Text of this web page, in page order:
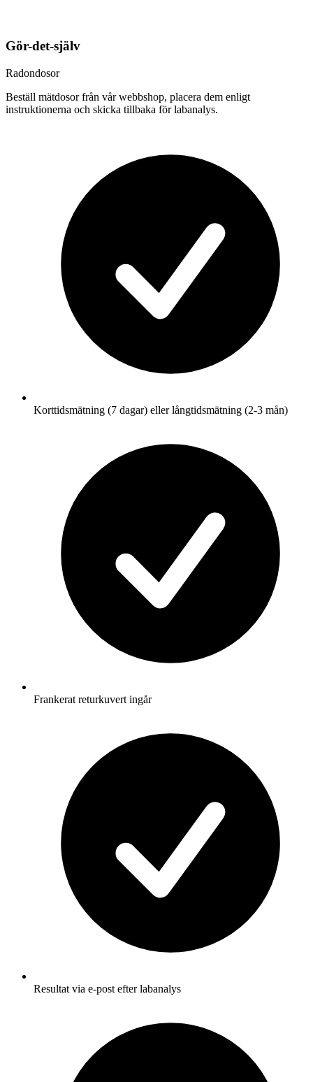
Gör-det-själv
Radondosor
Beställ mätdosor från vår webbshop, placera dem enligt
instruktionerna och skicka tillbaka för labanalys.
Korttidsmätning (7 dagar) eller långtidsmätning (2-3 mån)
Frankerat returkuvert ingår
Resultat via e-post efter labanalys